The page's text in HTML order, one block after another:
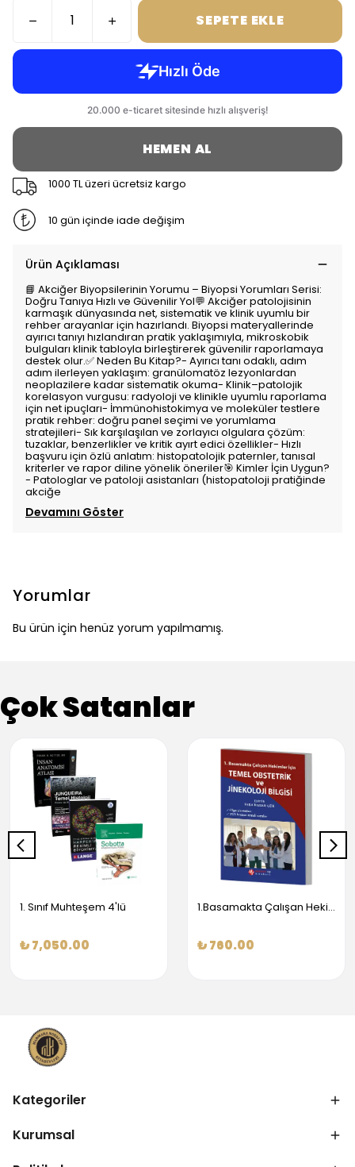
SEPETE EKLE
HEMEN AL
1000 TL üzeri ücretsiz kargo
10 gün içinde iade değişim
Ürün Açıklaması
📘 Akciğer Biyopsilerinin Yorumu – Biyopsi Yorumları Serisi:
Doğru Tanıya Hızlı ve Güvenilir Yol💬 Akciğer patolojisinin
karmaşık dünyasında net, sistematik ve klinik uyumlu bir
rehber arayanlar için hazırlandı. Biyopsi materyallerinde
ayırıcı tanıyı hızlandıran pratik yaklaşımıyla, mikroskobik
bulguları klinik tabloyla birleştirerek güvenilir raporlamaya
destek olur.✅ Neden Bu Kitap?- Ayırıcı tanı odaklı, adım
adım ilerleyen yaklaşım: granülomatöz lezyonlardan
neoplazilere kadar sistematik okuma- Klinik–patolojik
korelasyon vurgusu: radyoloji ve klinikle uyumlu raporlama
için net ipuçları- İmmünohistokimya ve moleküler testlere
pratik rehber: doğru panel seçimi ve yorumlama
stratejileri- Sık karşılaşılan ve zorlayıcı olgulara çözüm:
tuzaklar, benzerlikler ve kritik ayırt edici özellikler- Hızlı
başvuru için özlü anlatım: histopatolojik paternler, tanısal
kriterler ve rapor diline yönelik öneriler🎯 Kimler İçin Uygun?
- Patologlar ve patoloji asistanları (histopatoloji pratiğinde
akciğe
Devamını Göster
Yorumlar
Bu ürün için henüz yorum yapılmamış.
Çok Satanlar
1. Sınıf Muhteşem 4'lü
₺ 7,050.00
1.Basamakta Çalışan Hekimler İçin Temel Obstetrik Ve Jinekoloji Bilgisi
₺ 760.00
Kategoriler
Kurumsal